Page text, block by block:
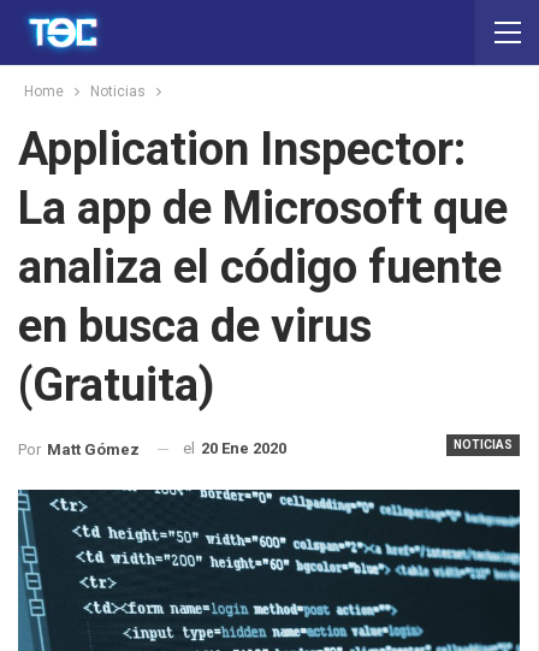
Home Noticias
Application Inspector:
La app de Microsoft que
analiza el código fuente
en busca de virus
(Gratuita)
NOTICIAS
Por Matt Gómez el 20 Ene 2020